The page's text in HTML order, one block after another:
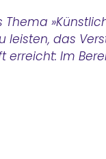
leisten, das
erreicht: Im